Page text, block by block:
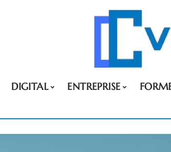
DIGITAL ENTREPRISE